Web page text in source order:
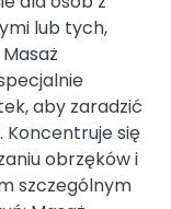
lub tych,
aby zaradzić
Koncentruje się
obrzęków i
szczególnym